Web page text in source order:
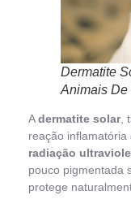
Dermatite
Animais De
Adermatite solar,
reação inflamatória
radiação
pouco pigmentada
protege